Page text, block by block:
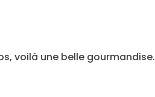
voilà une belle gourmandise.